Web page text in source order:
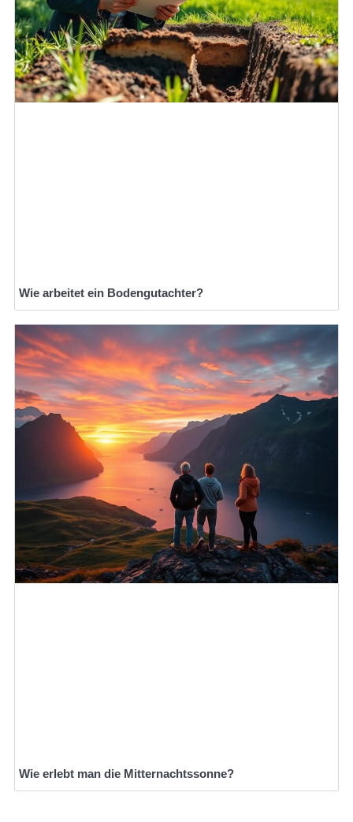
Wie arbeitet ein Bodengutachter?
Wie erlebt man die Mitternachtssonne?